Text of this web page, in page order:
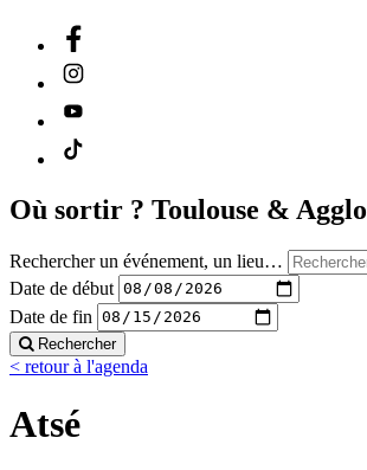
Où sortir ? Toulouse & Agglo
Rechercher un événement, un lieu…
Date de début
Date de fin
Rechercher
< retour à l'agenda
Atsé